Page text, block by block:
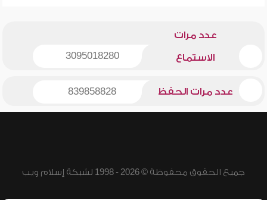
عدد مرات
الاستماع 3095018280
عدد مرات الحفظ 839858828
جميع الحقوق محفوظة © 2026 - 1998 لشبكة إسلام ويب